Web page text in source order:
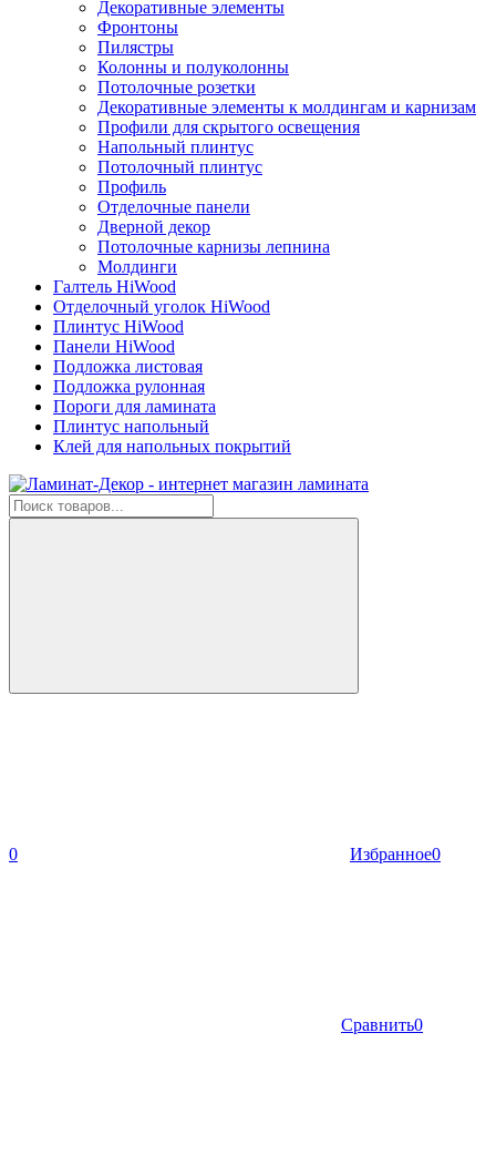
Декоративные элементы
Фронтоны
Пилястры
Колонны и полуколонны
Потолочные розетки
Декоративные элементы к молдингам и карнизам
Профили для скрытого освещения
Напольный плинтус
Потолочный плинтус
Профиль
Отделочные панели
Дверной декор
Потолочные карнизы лепнина
Молдинги
Галтель HiWood
Отделочный уголок HiWood
Плинтус HiWood
Панели HiWood
Подложка листовая
Подложка рулонная
Пороги для ламината
Плинтус напольный
Клей для напольных покрытий
0 Избранное0
Сравнить0